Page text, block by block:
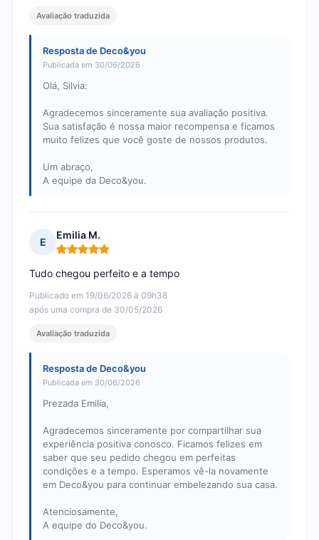
Avaliação traduzida
Resposta de Deco&you
Publicada em 30/06/2026
Olá, Silvia:
Agradecemos sinceramente sua avaliação positiva.
Sua satisfação é nossa maior recompensa e ficamos
muito felizes que você goste de nossos produtos.
Um abraço,
A equipe da Deco&you.
E
Emilia M.
Nota: 5 em 5
Publicado em 19/06/2026 à 09h38
após uma compra de 30/05/2026
Tudo chegou perfeito e a tempo
Avaliação traduzida
Resposta de Deco&you
Publicada em 30/06/2026
Prezada Emilia,
Agradecemos sinceramente por compartilhar sua
experiência positiva conosco. Ficamos felizes em
saber que seu pedido chegou em perfeitas
condições e a tempo. Esperamos vê-la novamente
em Deco&you para continuar embelezando sua casa.
Atenciosamente,
A equipe do Deco&you.